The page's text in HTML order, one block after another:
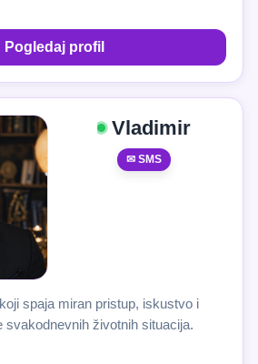
Pogledaj profil
Vladimir
✉ SMS
spaja miran pristup, iskustvo i
svakodnevnih životnih situacija.